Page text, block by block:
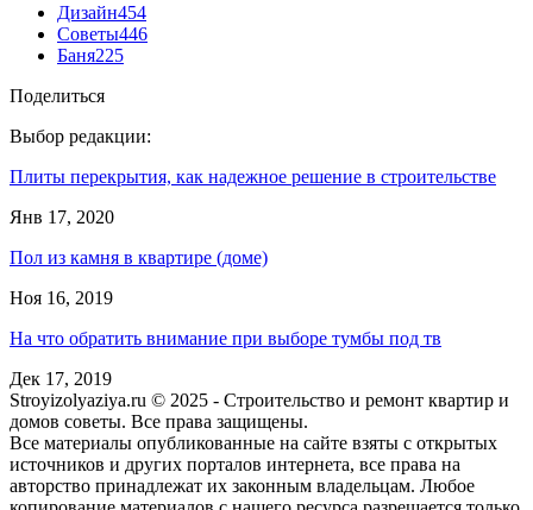
Дизайн454
Советы446
Баня225
Поделиться
Выбор редакции:
Плиты перекрытия, как надежное решение в строительстве
Янв 17, 2020
Пол из камня в квартире (доме)
Ноя 16, 2019
На что обратить внимание при выборе тумбы под тв
Дек 17, 2019
Stroyizolyaziya.ru © 2025 - Строительство и ремонт квартир и
домов советы. Все права защищены.
Все материалы опубликованные на сайте взяты с открытых
источников и других порталов интернета, все права на
авторство принадлежат их законным владельцам. Любое